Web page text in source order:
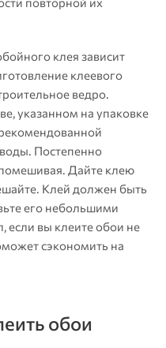
клея зависит
клеевого
ведро.
указанном на упаковке
Постепенно
Дайте клею
Клей должен быть
его небольшими
если вы клеите обои не
сэкономить на
обои